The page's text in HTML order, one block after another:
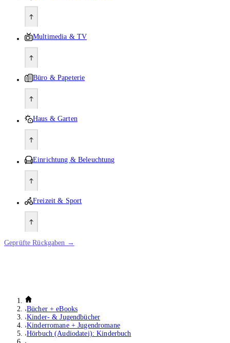
Multimedia & TV
Büro & Papeterie
Haus & Garten
Einrichtung & Beleuchtung
Freizeit & Sport
Geprüfte Rückgaben →
Bücher + eBooks
Kinder- & Jugendbücher
Kinderromane + Jugendromane
Hörbuch (Audiodatei): Kinderbuch